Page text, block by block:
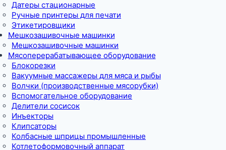
Датеры стационарные
Ручные принтеры для печати
Этикетировщики
Мешкозашивочные машинки
Мешкозашивочные машинки
Мясоперерабатывающее оборудование
Блокорезки
Вакуумные массажеры для мяса и рыбы
Волчки (производственные мясорубки)
Вспомогательное оборудование
Делители сосисок
Инъекторы
Клипсаторы
Колбасные шприцы промышленные
Котлетоформовочный аппарат